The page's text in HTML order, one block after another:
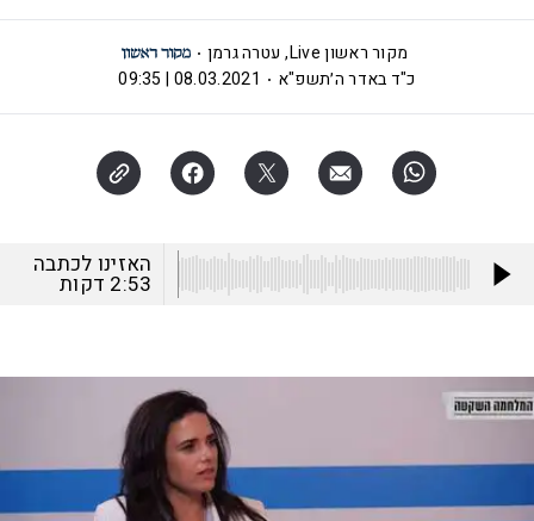
מקור ראשון Live , עטרה גרמן
כ"ד באדר ה׳תשפ"א
08.03.2021 | 09:35
האזינו לכתבה
2:53 דקות